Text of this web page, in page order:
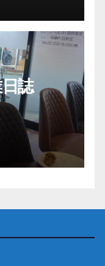
誌